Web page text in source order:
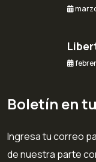
Boletín en
Ingresa tu correo
de nuestra parte